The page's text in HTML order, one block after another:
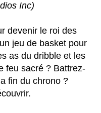
Inc)
devenir le roi des
jeu de basket pour
as du dribble et les
feu sacré ? Battrez-
fin du chrono ?